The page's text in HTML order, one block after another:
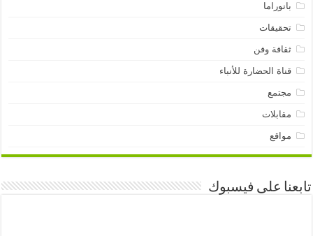
بانوراما
تحقيقات
ثقافة وفن
قناة الحضارة للأنباء
مجتمع
مقابلات
مواقع
تابعنا على فيسبوك